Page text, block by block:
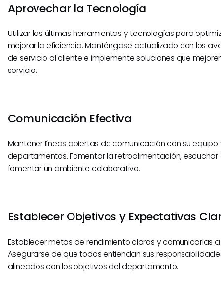
Aprovechar la Tecnología
Utilizar las últimas herramientas y tecnologías para
mejorar la eficiencia. Manténgase actualizado con los
de servicio al cliente e implemente soluciones que
servicio.
Comunicación Efectiva
Mantener líneas abiertas de comunicación con su equipo
departamentos. Fomentar la retroalimentación,
fomentar un ambiente colaborativo.
Establecer Objetivos y Expectativas
Establecer metas de rendimiento claras y comunicarlas a
Asegurarse de que todos entiendan sus
alineados con los objetivos del departamento.